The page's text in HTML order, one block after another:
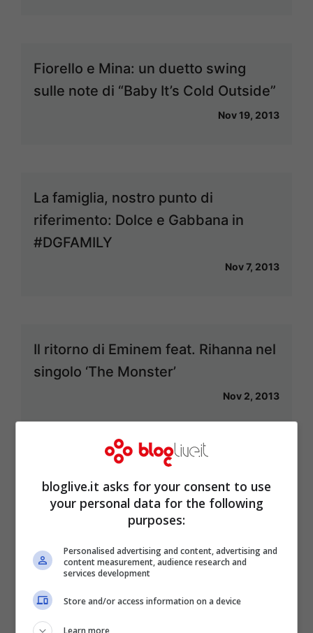
Fiorello e Mina: un duetto swing
sulle note di “Baby It’s Cold Outside”
Nov 19, 2013
La famiglia, nostro punto di
riferimento: Dolce e Gabbana in
#DGFAMILY
Nov 7, 2013
Il ritorno di Eminem feat. Rihanna nel
singolo ‘The Monster’
Nov 2, 2013
Andrea Bocelli, è amore a Portofino
Ott 22, 2013
bloglive.it asks for your consent to use
your personal data for the following
purposes:
Personalised advertising and content, advertising and
content measurement, audience research and
services development
Store and/or access information on a device
Learn more